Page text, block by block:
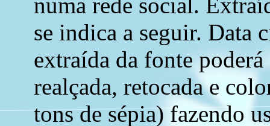
se indica a seguir.
extraída da fonte
realçada, retocada e
tons de sépia) fazendo